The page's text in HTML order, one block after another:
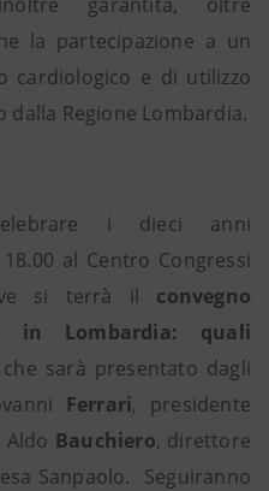
la partecipazione a un
cardiologico e di utilizzo
Regione Lombardia.
i dieci anni
al Centro Congressi
si terrà il convegno
in Lombardia: quali
sarà presentato dagli
Ferrari, presidente
Bauchiero, direttore
Sanpaolo.
Seguiranno